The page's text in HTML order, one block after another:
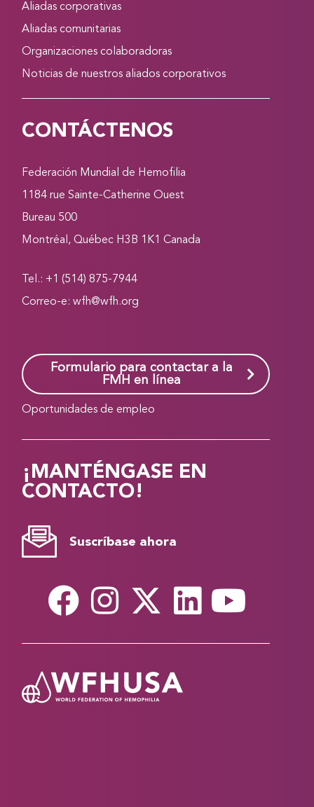
Aliadas corporativas
Aliadas comunitarias
Organizaciones colaboradoras
Noticias de nuestros aliados corporativos
CONTÁCTENOS
Federación Mundial de Hemofilia
1184 rue Sainte-Catherine Ouest
Bureau 500
Montréal, Québec H3B 1K1 Canada
Tel.: +1 (514) 875-7944
Correo-e:wfh@wfh.org
Formulario para contactar a la
FMH en línea
Oportunidades de empleo
¡MANTÉNGASE EN
CONTACTO!
Suscríbase ahora